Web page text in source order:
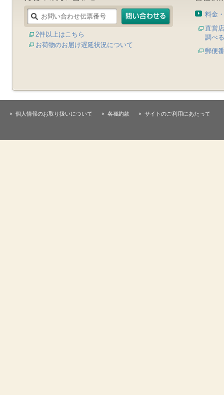
2件以上はこちら
お荷物のお届け遅延状況について
料金
直営
調べる
郵便
個人情報のお取り扱いについて 各種約款 サイトのご利用にあたって